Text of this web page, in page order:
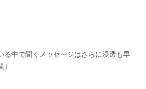
る中で聞くメッセージはさらに浸透も早